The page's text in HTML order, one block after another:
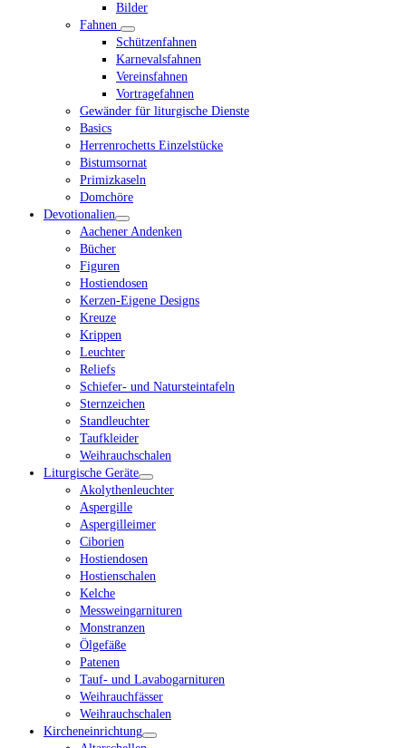
Bilder
Fahnen
Schützenfahnen
Karnevalsfahnen
Vereinsfahnen
Vortragefahnen
Gewänder für liturgische Dienste
Basics
Herrenrochetts Einzelstücke
Bistumsornat
Primizkaseln
Domchöre
Devotionalien
Aachener Andenken
Bücher
Figuren
Hostiendosen
Kerzen-Eigene Designs
Kreuze
Krippen
Leuchter
Reliefs
Schiefer- und Natursteintafeln
Sternzeichen
Standleuchter
Taufkleider
Weihrauchschalen
Liturgische Geräte
Akolythenleuchter
Aspergille
Aspergilleimer
Ciborien
Hostiendosen
Hostienschalen
Kelche
Messweingarnituren
Monstranzen
Ölgefäße
Patenen
Tauf- und Lavabogarnituren
Weihrauchfässer
Weihrauchschalen
Kircheneinrichtung